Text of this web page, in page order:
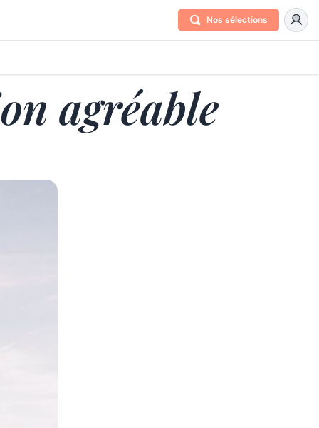
Nos sélections
agréable